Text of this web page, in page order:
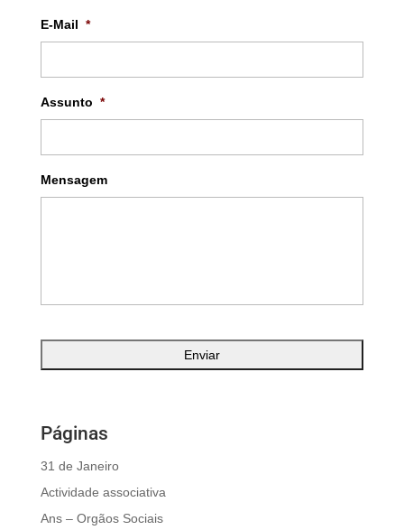
E-Mail *
Assunto *
Mensagem
Páginas
31 de Janeiro
Actividade associativa
Ans – Orgãos Sociais